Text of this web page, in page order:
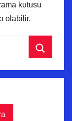
kutusu
olabilir.